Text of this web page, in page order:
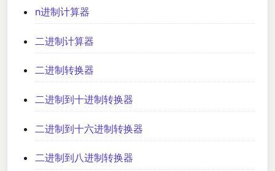
n进制计算器
二进制计算器
二进制转换器
二进制到十进制转换器
二进制到十六进制转换器
二进制到八进制转换器